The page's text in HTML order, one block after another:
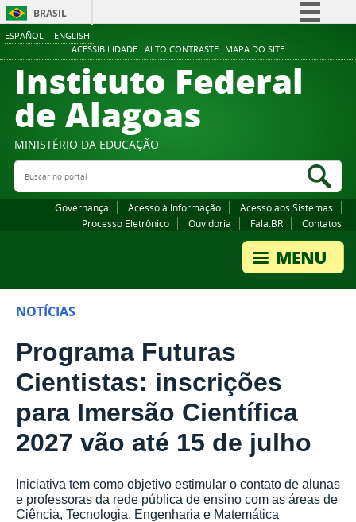
ESPAÑOL ENGLISH
ACESSIBILIDADE ALTO CONTRASTE MAPA DO SITE
BRASIL
Comunica BR
Participe
Canais
Instituto Federal
de Alagoas
MINISTÉRIO DA EDUCAÇÃO
Buscar no portal
Governança Acesso à Informação
Acesso aos Sistemas
Processo Eletrônico
Ouvidoria Fala.BR Contatos
NOTÍCIAS
Programa Futuras
Cientistas: inscrições
para Imersão Científica
2027 vão até 15 de julho
Iniciativa tem como objetivo estimular o contato de alunas
e professoras da rede pública de ensino com as áreas de
Ciência, Tecnologia, Engenharia e Matemática